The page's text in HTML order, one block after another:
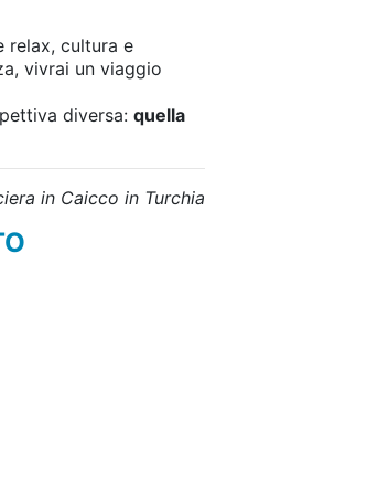
relax, cultura e
vivrai un viaggio
diversa: quella
in Caicco in Turchia